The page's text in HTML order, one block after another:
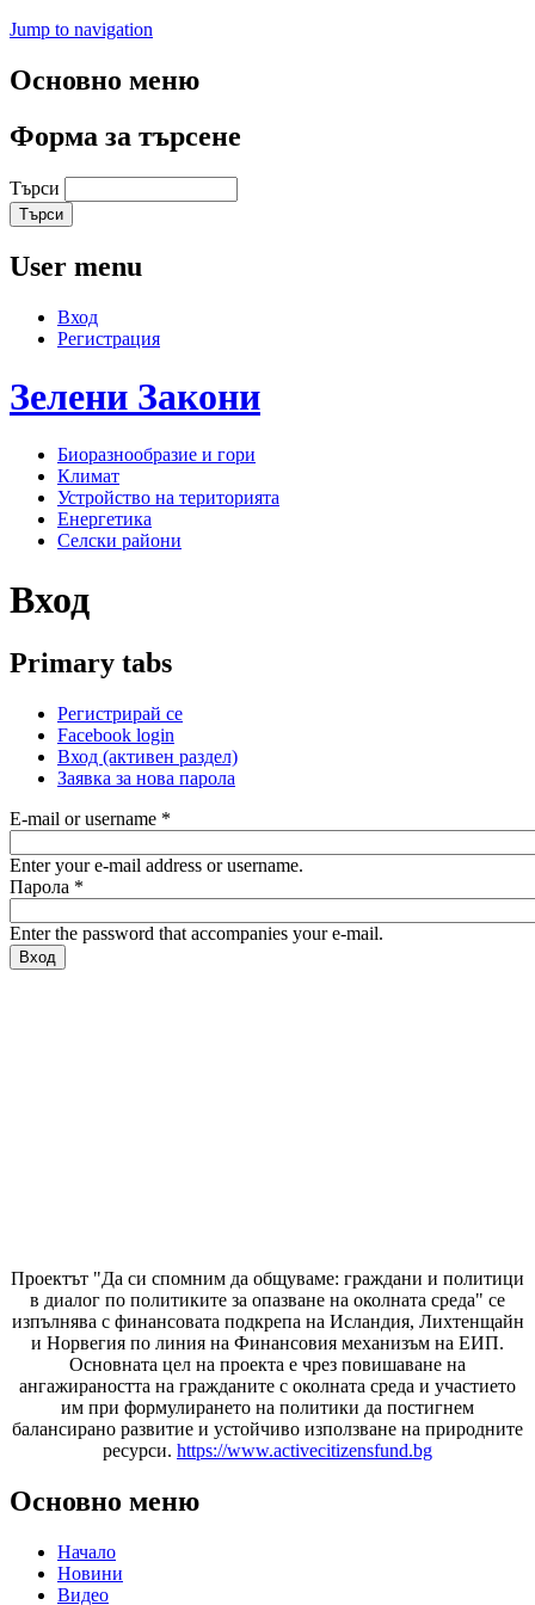
Jump to navigation
Основно меню
Форма за търсене
Търси
User menu
Вход
Регистрация
Зелени Закони
Биоразнообразие и гори
Климат
Устройство на територията
Енергетика
Селски райони
Вход
Primary tabs
Регистрирай се
Facebook login
Вход (активен раздел)
Заявка за нова парола
E-mail or username *
Enter your e-mail address or username.
Парола *
Enter the password that accompanies your e-mail.
Проектът "Да си спомним да общуваме: граждани и политици
в диалог по политиките за опазване на околната среда" се
изпълнява с финансовата подкрепа на Исландия, Лихтенщайн
и Норвегия по линия на Финансовия механизъм на ЕИП.
Основната цел на проекта е чрез повишаване на
ангажираността на гражданите с околната среда и участието
им при формулирането на политики да постигнем
балансирано развитие и устойчиво използване на природните
ресурси. https://www.activecitizensfund.bg
Основно меню
Начало
Новини
Видео